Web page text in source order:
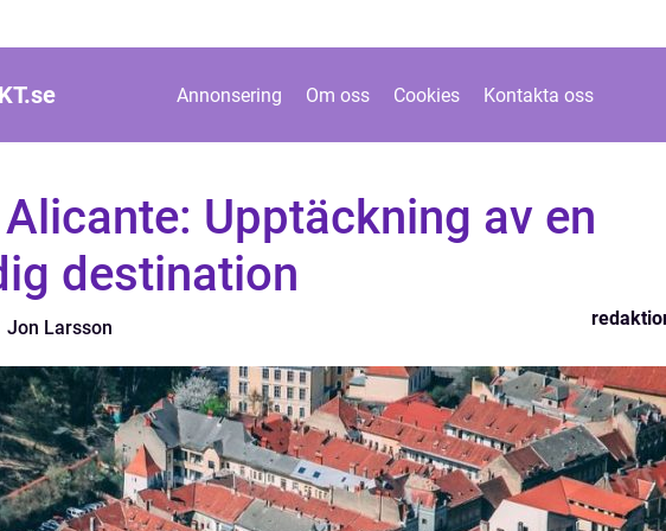
se Annonsering Om oss Cookies Kontakta oss
Upptäckning av en
destination
Jon Larsson